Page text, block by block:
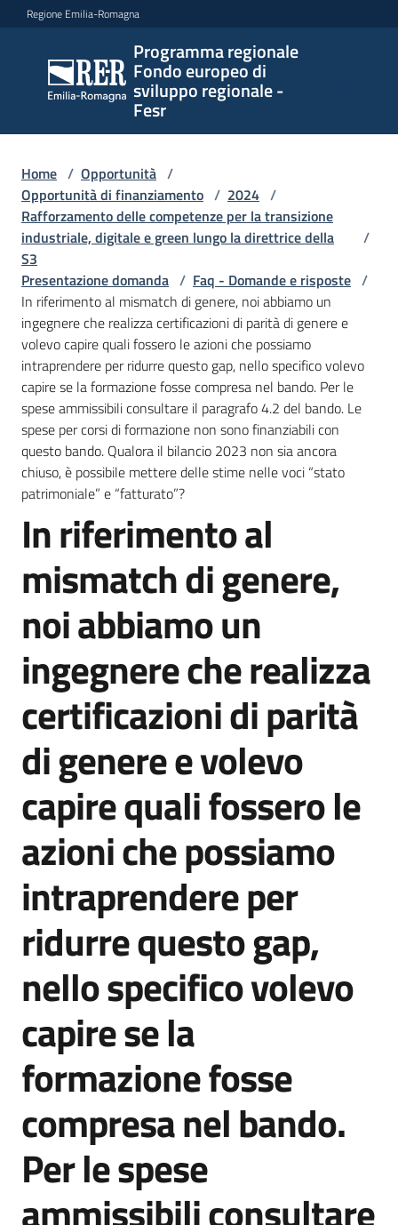
Vai al contenuto
Vai alla navigazione
Vai al footer
Regione Emilia-Romagna
Programma regionale
Fondo europeo di
sviluppo regionale -
Fesr
Programma
regionale
Fondo
europeo di
regionale -
Fesr
Novità
Programmi
e
strategie
Opportunità
Progetti
e
attività
Servizi
Comunicazione
e
partecipazione
Seguici
Home / Opportunità /
Opportunità di finanziamento / 2024 /
Rafforzamento delle competenze per la transizione
industriale, digitale e green lungo la direttrice della
S3
/
Presentazione domanda / Faq - Domande e risposte /
In riferimento al mismatch di genere, noi abbiamo un
ingegnere che realizza certificazioni di parità di genere e
volevo capire quali fossero le azioni che possiamo
intraprendere per ridurre questo gap, nello specifico volevo
capire se la formazione fosse compresa nel bando. Per le
spese ammissibili consultare il paragrafo 4.2 del bando. Le
spese per corsi di formazione non sono finanziabili con
questo bando. Qualora il bilancio 2023 non sia ancora
chiuso, è possibile mettere delle stime nelle voci “stato
patrimoniale” e “fatturato”?
Salta al contenuto
In riferimento al
mismatch di genere,
noi abbiamo un
ingegnere che realizza
certificazioni di parità
di genere e volevo
capire quali fossero le
azioni che possiamo
intraprendere per
ridurre questo gap,
nello specifico volevo
capire se la
formazione fosse
compresa nel bando.
Per le spese